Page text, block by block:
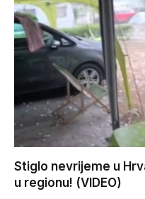
Stiglo nevrijeme u
u regionu! (VIDEO)